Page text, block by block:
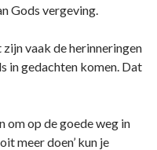
Gods vergeving.
vaak de herinneringen
in gedachten komen. Dat
om op de goede weg in
meer doen’ kun je